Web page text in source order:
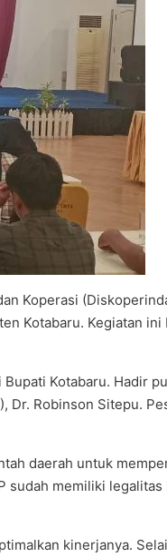
Koperasi
Kotabaru. Kegiatan
Kotabaru. Hadir
Dr. Robinson Sitepu.
daerah untuk
sudah memiliki
kinerjanya.